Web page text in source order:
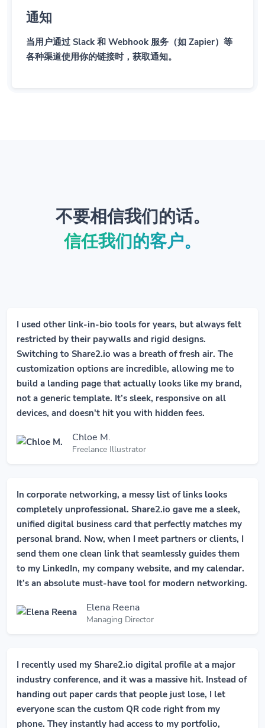
通知
当用户通过 Slack 和 Webhook 服务（如 Zapier）等
各种渠道使用你的链接时，获取通知。
不要相信我们的话。
信任我们的客户。
I used other link-in-bio tools for years, but always felt
restricted by their paywalls and rigid designs.
Switching to Share2.io was a breath of fresh air. The
customization options are incredible, allowing me to
build a landing page that actually looks like my brand,
not a generic template. It’s sleek, responsive on all
devices, and doesn't hit you with hidden fees.
Chloe M.
Freelance Illustrator
In corporate networking, a messy list of links looks
completely unprofessional. Share2.io gave me a sleek,
unified digital business card that perfectly matches my
personal brand. Now, when I meet partners or clients, I
send them one clean link that seamlessly guides them
to my LinkedIn, my company website, and my calendar.
It’s an absolute must-have tool for modern networking.
Elena Reena
Managing Director
I recently used my Share2.io digital profile at a major
industry conference, and it was a massive hit. Instead of
handing out paper cards that people just lose, I let
everyone scan the custom QR code right from my
phone. They instantly had access to my portfolio,